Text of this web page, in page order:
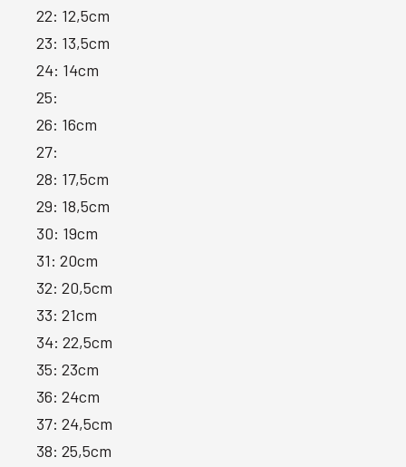
22: 12,5cm
23: 13,5cm
24: 14cm
25:
26: 16cm
27:
28: 17,5cm
29: 18,5cm
30: 19cm
31: 20cm
32: 20,5cm
33: 21cm
34: 22,5cm
35: 23cm
36: 24cm
37: 24,5cm
38: 25,5cm